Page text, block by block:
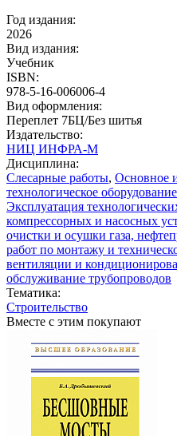
Год издания:
2026
Вид издания:
Учебник
ISBN:
978-5-16-006006-4
Вид оформления:
Переплет 7БЦ/Без шитья
Издательство:
НИЦ ИНФРА-М
Дисциплина:
Слесарные работы, Основное
технологическое
Эксплуатация
компрессорных и насосных
очистки и осушки газа,
работ по монтажу и
вентиляции и
обслуживание трубопроводов
Тематика:
Строительство
Вместе с этим покупают